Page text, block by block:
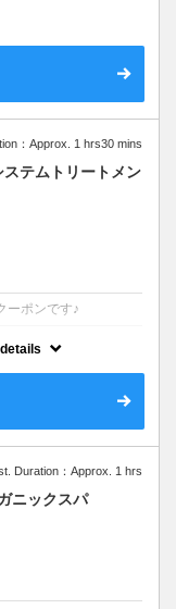
：Approx. 1 hrs30 mins
テムトリートメン
ーポンです♪
最新4stepトリートメ
修復したい方に♪
Duration：Approx. 1 hrs
ニックスパ